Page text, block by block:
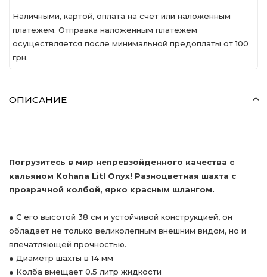
Наличными, картой, оплата на счет или наложенным
платежем. Отправка наложенным платежем
осуществляется после минимальной предоплаты от 100
грн.
ОПИСАНИЕ
Погрузитесь в мир непревзойденного качества с
кальяном Kohana Litl Onyx! Разноцветная шахта с
прозрачной колбой, ярко красным шлангом.
● С его высотой 38 см и устойчивой конструкцией, он
обладает не только великолепным внешним видом, но и
впечатляющей прочностью.
● Диаметр шахты в 14 мм
● Колба вмещает 0.5 литр жидкости